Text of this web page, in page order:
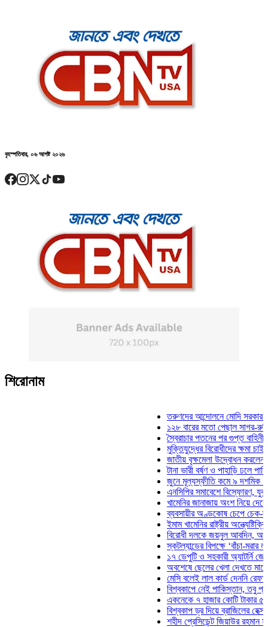
বৃহস্পতিবার, ০৬ আগষ্ট ২০২৬
শিরোনাম
তরুণদের আন্দোলনে মোদি সরকার দুর্বল
১২৮ বারের মতো পেছাল সাগর-রুনি
স্বৈরাচার পতনের পর গুপ্ত বাহিনীর
মুক্তিযুদ্ধের বিরোধীদের ক্ষমা চাইতে
জাতীয় বৃক্ষমেলা উদ্বোধন করলেন
টানা ভারী বর্ষণ ও পাহাড়ি ঢলে পানিবন্দি
জুনে মূল্যস্ফীতি কমে ৯ দশমিক ১৬
এনসিপির সমাবেশে বিস্ফোরণ, যুবলীগের
খামেনির জানাজায় অংশ নিয়ে দেশে
ব্যবসায়ীর অণ্ডকোষ চেপে চেক-
ইমাম খামেনির রাষ্ট্রীয় অন্ত্যেষ্টিক্রিয়ায়
বিরোধী দলকে জয়নুল আবদিন, আপনারা
স্কটল্যান্ডের বিপক্ষে ‘বাঁচা-মরার
১৭ ডেপুটি ও সহকারী অ্যাটর্নি
অবশেষে ছেলের খেলা দেখতে মাঠে
মেসি বলেই লাল কার্ড দেননি রেফারি!
বিশ্বকাপে নেই পাকিস্তান, তবু প্রতিটি
একনেকে ৭ হাজার কোটি টাকার ৫
বিশ্বকাপ ড্র দিয়ে ব্রাজিলের হেক্সা
শহীদ প্রেসিডেন্ট জিয়াউর রহমান